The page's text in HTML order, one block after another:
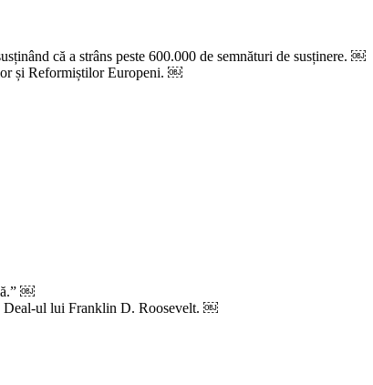
că a strâns peste 600.000 de semnături de susținere. ￼
și Reformiștilor Europeni. ￼
￼
Deal-ul lui Franklin D. Roosevelt. ￼